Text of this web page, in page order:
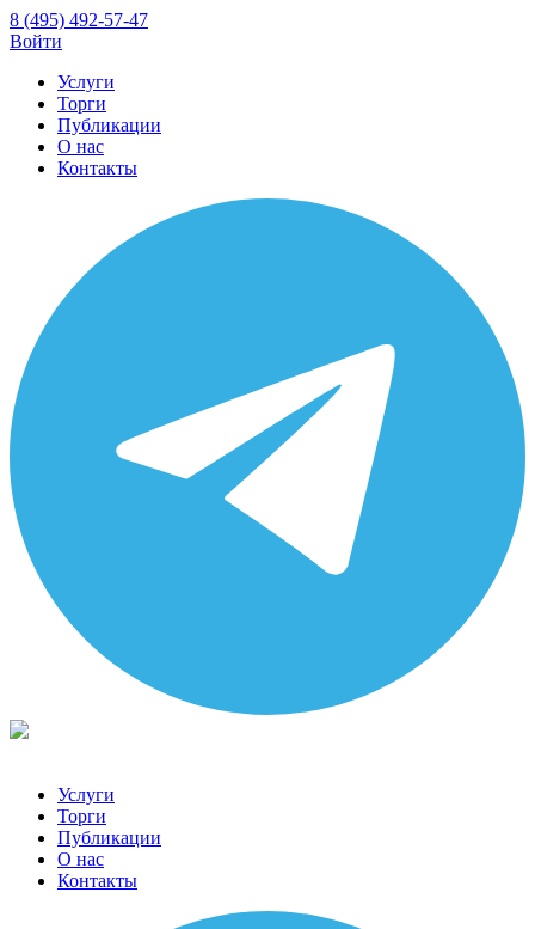
8 (495) 492-57-47
Войти
Услуги
Торги
Публикации
О нас
Контакты
Услуги
Торги
Публикации
О нас
Контакты